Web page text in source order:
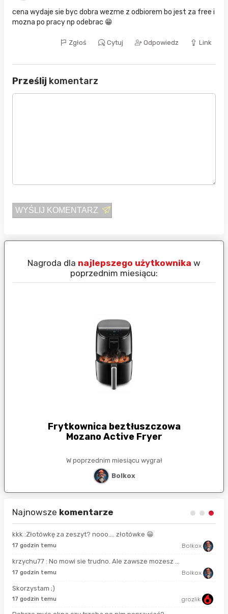
cena wydaje sie byc dobra wezme z odbiorem bo jest za free i
mozna po pracy np odebrac 😁
Zgłoś Cytuj Odpowiedz Link
Prześlij komentarz
WYŚLIJ KOMENTARZ
Nagroda dla najlepszego użytkownika w
poprzednim miesiącu:
Frytkownica beztłuszczowa
Mozano Active Fryer
W poprzednim miesiącu wygrał
Bolkox
Najnowsze komentarze
kkk :Złotówkę za zeszyt? nooo…. złotówke 😁
17 godzin temu Bolkox
krzychu77 : No mowi sie trudno. Ale zawsze mozesz ...
17 godzin temu Bolkox
Skorzystam ;)
17 godzin temu grozlik